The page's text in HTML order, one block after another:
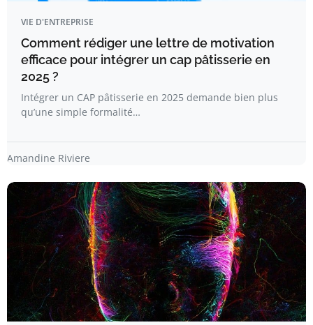
VIE D'ENTREPRISE
Comment rédiger une lettre de motivation
efficace pour intégrer un cap pâtisserie en
2025 ?
Intégrer un CAP pâtisserie en 2025 demande bien plus
qu’une simple formalité…
Amandine Riviere